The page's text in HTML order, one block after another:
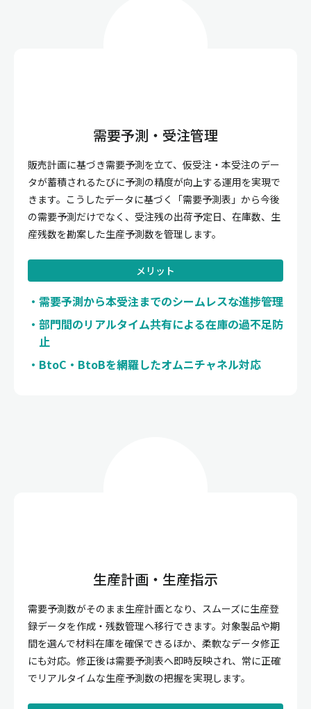
需要予測・受注管理
販売計画に基づき需要予測を立て、仮受注・本受注のデー
タが蓄積されるたびに予測の精度が向上する運用を実現で
きます。こうしたデータに基づく「需要予測表」から今後
の需要予測だけでなく、受注残の出荷予定日、在庫数、生
産残数を勘案した生産予測数を管理します。
メリット
需要予測から本受注までのシームレスな進捗管理
部門間のリアルタイム共有による在庫の過不足防
止
BtoC・BtoBを網羅したオムニチャネル対応
生産計画・生産指示
需要予測数がそのまま生産計画となり、スムーズに生産登
録データを作成・残数管理へ移行できます。対象製品や期
間を選んで材料在庫を確保できるほか、柔軟なデータ修正
にも対応。修正後は需要予測表へ即時反映され、常に正確
でリアルタイムな生産予測数の把握を実現します。